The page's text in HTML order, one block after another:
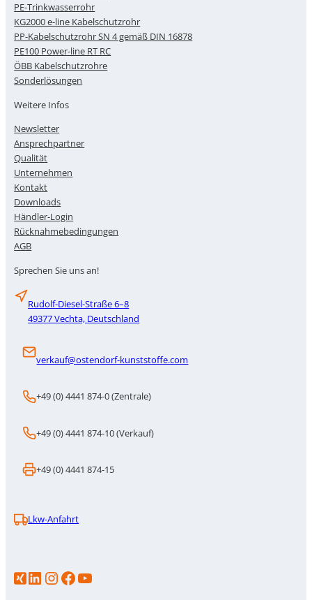
PE-Trinkwasserrohr
KG2000 e-line Kabelschutzrohr
PP-Kabelschutzrohr SN 4 gemäß DIN 16878
PE100 Power-line RT RC
ÖBB Kabelschutzrohre
Sonderlösungen
Weitere Infos
Newsletter
Ansprechpartner
Qualität
Unternehmen
Kontakt
Downloads
Händler-Login
Rücknahmebedingungen
AGB
Sprechen Sie uns an!
Rudolf-Diesel-Straße 6–8
49377 Vechta, Deutschland
verkauf@ostendorf-kunststoffe.com
+49 (0) 4441 874-0 (Zentrale)
+49 (0) 4441 874-10 (Verkauf)
+49 (0) 4441 874-15
Lkw-Anfahrt
LinkedIn Instagramhttps://www.facebook.com/p/Gebr-Ostendorf-Kunststoffe-GmbH-100086706583386/ YouTube